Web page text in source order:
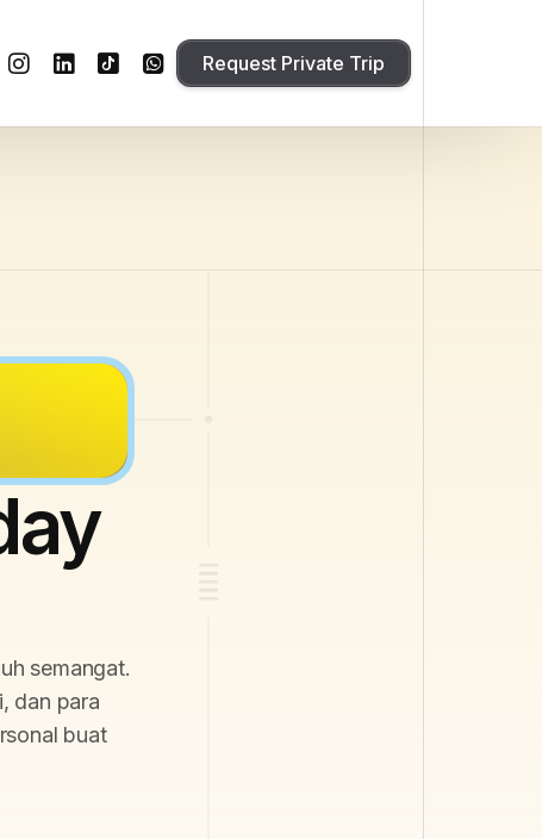
Request Private Trip
semangat.
dan para
buat